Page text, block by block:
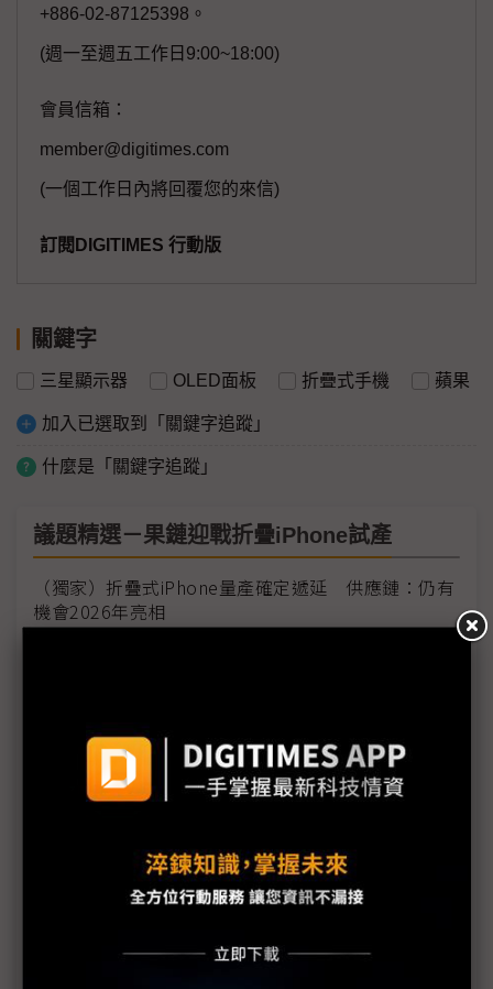
+886-02-87125398。
(週一至週五工作日9:00~18:00)
會員信箱：
member@digitimes.com
(一個工作日內將回覆您的來信)
訂閱DIGITIMES 行動版
關鍵字
三星顯示器 OLED面板 折疊式手機 蘋果
加入已選取到「關鍵字追蹤」
什麼是「關鍵字追蹤」
議題精選－果鏈迎戰折疊iPhone試產
（獨家）折疊式iPhone量產確定遞延 供應鏈：仍有
機會2026年亮相
片遠低預期
備戰蘋果折疊iPhone SDC斥資逾3,000億韓元補強
蘋果折疊iPhone生產狀況說法不一 9月發表日程受
工程技術遇挑戰 蘋果折疊iPhone出貨恐延期